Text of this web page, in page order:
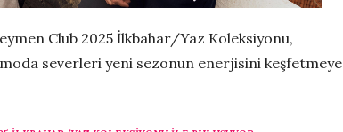
Club 2025 İlkbahar/Yaz Koleksiyonu,
severleri yeni sezonun enerjisini keşfetmeye